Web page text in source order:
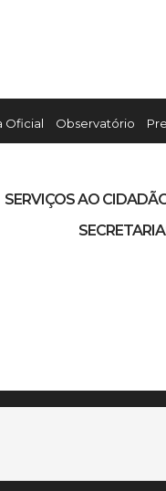
Oficial Observatório
SERVIÇOS AO